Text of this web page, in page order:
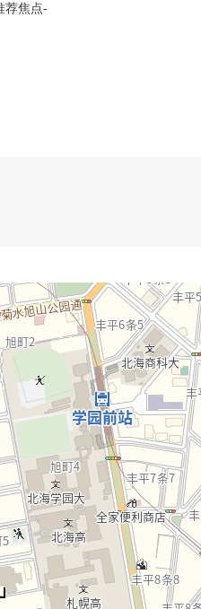
荐焦点-
费使用)
燥暖气时机、再加热功能的整体卫浴
洗台
次座次厕所
视器的内部对讲机
年5月完毕已经)
、厕所、洗脸、热水器交换
专有部分)
、地板换新(所有房间)
新(门口、洗脸、厕所)
交换